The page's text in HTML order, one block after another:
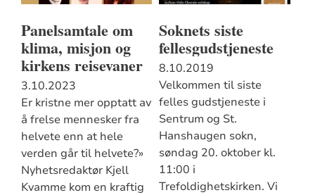
Panelsamtale om
klima, misjon og
kirkens reisevaner
3.10.2023
Er kristne mer opptatt av
å frelse mennesker fra
helvete enn at hele
verden går til helvete?»
Nyhetsredaktør Kjell
Kvamme kom en kraftig
Soknets siste
fellesgudstjeneste
8.10.2019
Velkommen til siste
felles gudstjeneste i
Sentrum og St.
Hanshaugen sokn,
søndag 20. oktober kl.
11:00 i
Trefoldighetskirken. Vi